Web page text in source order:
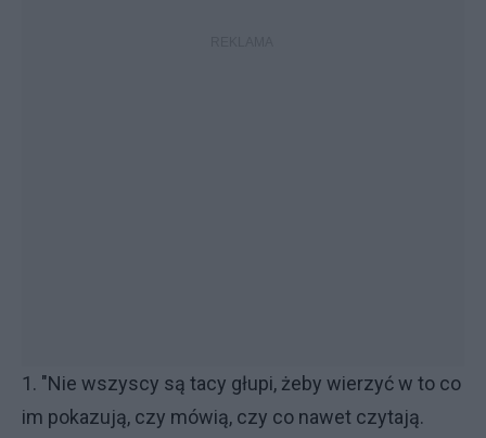
1. "Nie wszyscy są tacy głupi, żeby wierzyć w to co
im pokazują, czy mówią, czy co nawet czytają.